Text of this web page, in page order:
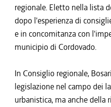
regionale. Eletto nella lista
dopo l'esperienza di
e in concomitanza con
municipio di Cordovado.
In Consiglio regionale,
legislazione nel campo dei
urbanistica, ma anche della